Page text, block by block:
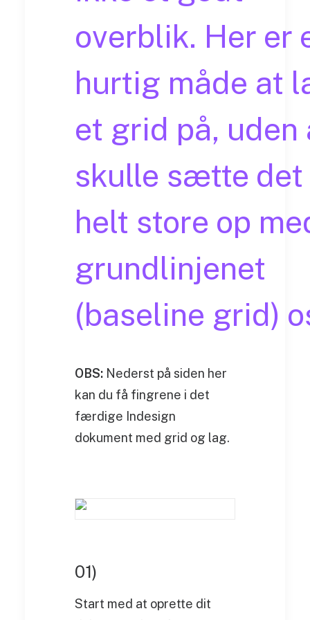
overblik. Her er
hurtig måde at
et grid på, uden
skulle sætte det
helt store op
grundlinjenet
(baseline grid)
OBS: Nederst på siden her
kan du få fingrene i det
færdige Indesign
dokument med grid og lag.
01)
Start med at oprette dit